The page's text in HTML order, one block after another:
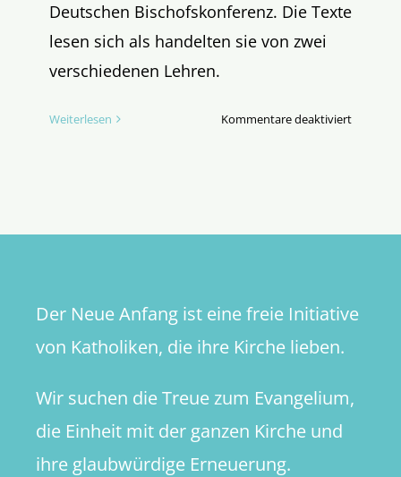
Deutschen Bischofskonferenz. Die Texte
lesen sich als handelten sie von zwei
verschiedenen Lehren.
Weiterlesen Kommentare deaktiviertfür
Der Neue Anfang ist eine freie Initiative
von Katholiken, die ihre Kirche lieben.
Wir suchen die Treue zum Evangelium,
die Einheit mit der ganzen Kirche und
ihre glaubwürdige Erneuerung.